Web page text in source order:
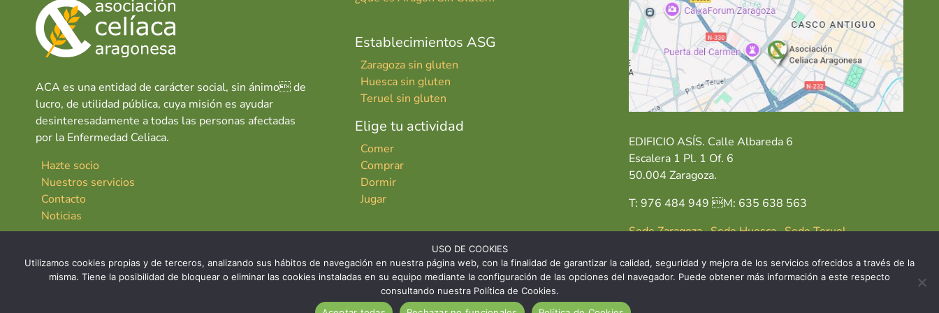
ACA es una entidad de carácter social, sin ánimo de
lucro, de utilidad pública, cuya misión es ayudar
desinteresadamente a todas las personas afectadas
por la Enfermedad Celiaca.
Hazte socio
Nuestros servicios
Contacto
Noticias
Establecimientos ASG
Zaragoza sin gluten
Huesca sin gluten
Teruel sin gluten
Elige tu actividad
Comer
Comprar
Dormir
Jugar
EDIFICIO ASÍS. Calle Albareda 6
Escalera 1 Pl. 1 Of. 6
50.004 Zaragoza.
T: 976 484 949 M: 635 638 563
Sede Zaragoza·Sede Huesca·Sede Teruel
USO DE COOKIES
Utilizamos cookies propias y de terceros, analizando sus hábitos de navegación en nuestra página web, con la finalidad de garantizar la calidad, seguridad y mejora de los servicios ofrecidos a través de la
misma. Tiene la posibilidad de bloquear o eliminar las cookies instaladas en su equipo mediante la configuración de las opciones del navegador. Puede obtener más información a este respecto
consultando nuestra Política de Cookies.